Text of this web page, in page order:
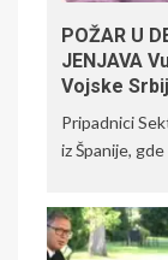
POŽAR U
JENJAVA
Vojske
Pripadnici
iz Španije,